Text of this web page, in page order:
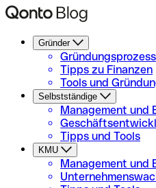
Gründer
Gründungsprozess
Tipps zu Finanzen
Tools und
Selbstständige
Management und
Tipps und Tools
KMU
Management und